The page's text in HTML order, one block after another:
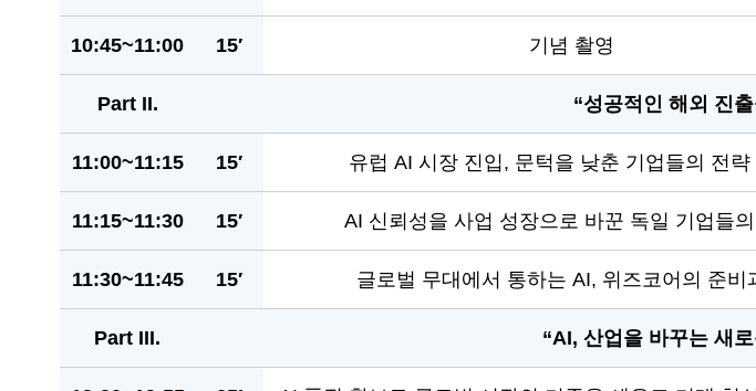
10:45~11:00 15′ 기념 촬영
Part II. “성공적인 해외 진
11:00~11:15 15′ 유럽 AI 시장 진입, 문턱을 낮춘 기업들의 전략
11:15~11:30 15′ AI 신뢰성을 사업 성장으로 바꾼 독일 기업들
11:30~11:45 15′ 글로벌 무대에서 통하는 AI, 위즈코어의 준비
Part III. “AI, 산업을 바꾸는 새